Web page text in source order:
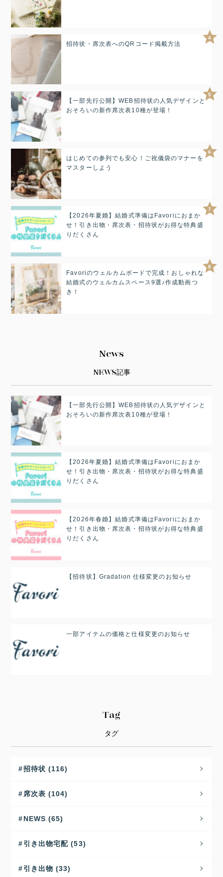
4
招待状・席次表へのQRコード掲載方法
5
【一部先行公開】WEB招待状の人気デザインと
おそろいの新作席次表10種が登場！
6
はじめての参列でも安心！ご祝儀袋のマナーを
マスターしよう
7
【2026年夏婚】結婚式準備はFavoriにおまか
せ！引き出物・席次表・招待状がお得な特典盛
りだくさん
8
Favoriのウェルカムボードで完成！おしゃれな
結婚式のウェルカムスペース9選♪作成動画つ
き！
News
NEWS記事
【一部先行公開】WEB招待状の人気デザインと
おそろいの新作席次表10種が登場！
【2026年夏婚】結婚式準備はFavoriにおまか
せ！引き出物・席次表・招待状がお得な特典盛
りだくさん
【2026年春婚】結婚式準備はFavoriにおまか
せ！引き出物・席次表・招待状がお得な特典盛
りだくさん
【招待状】Gradation 仕様変更のお知らせ
一部アイテムの価格と仕様変更のお知らせ
Tag
タグ
招待状 (116)
席次表 (104)
NEWS (65)
引き出物宅配 (53)
引き出物 (33)